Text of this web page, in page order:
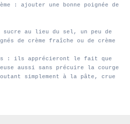
: ajouter une bonne poignée de
sucre au lieu du sel, un peu de
de crème fraîche ou de crème
: ils apprécieront le fait que
aussi sans précuire la courge
simplement à la pâte, crue